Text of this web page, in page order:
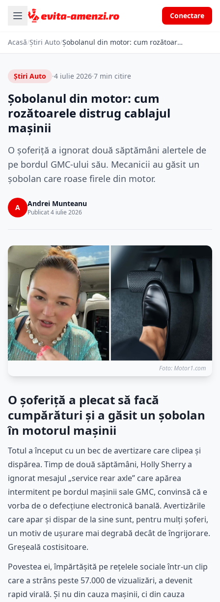
Conectare
Acasă/Știri Auto/ Șobolanul din motor: cum rozătoarele distrug cablajul mașinii
Știri Auto ·4 iulie 2026·7 min citire
Șobolanul din motor: cum
rozătoarele distrug cablajul
mașinii
O șoferiță a ignorat două săptămâni alertele de
pe bordul GMC-ului său. Mecanicii au găsit un
șobolan care roase firele din motor.
A Andrei Munteanu
Publicat 4 iulie 2026
Foto: Motor1.com
O șoferiță a plecat să facă
cumpărături și a găsit un șobolan
în motorul mașinii
Totul a început cu un bec de avertizare care clipea și
dispărea. Timp de două săptămâni, Holly Sherry a
ignorat mesajul „service rear axle” care apărea
intermitent pe bordul mașinii sale GMC, convinsă că e
vorba de o defecțiune electronică banală. Avertizările
care apar și dispar de la sine sunt, pentru mulți șoferi,
un motiv de ușurare mai degrabă decât de îngrijorare.
Greșeală costisitoare.
Povestea ei, împărtășită pe rețelele sociale într-un clip
care a strâns peste 57.000 de vizualizări, a devenit
rapid virală. Și nu din cauza mașinii, ci din cauza